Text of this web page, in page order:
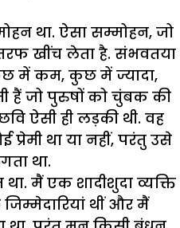
था. ऐसा सम्मोहन, जो
खींच लेता है. संभवतया
में कम, कुछ में ज्यादा,
हैं जो पुरुषों को चुंबक की
ऐसी ही लड़की थी. वह
प्रेमी था या नहीं, परंतु उसे
था.
मैं एक शादीशुदा व्यक्ति
जिम्मेदारियां थीं और मैं